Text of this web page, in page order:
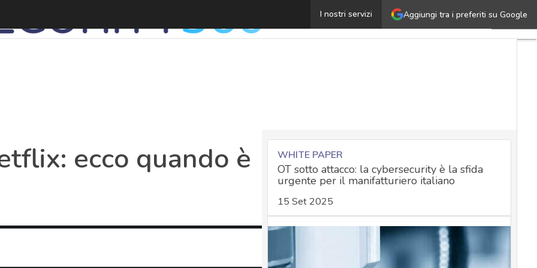
Aggiungi tra i preferiti su Google
I nostri servizi
Migliori VPN per Netflix: ecco quando è legaleUltimi
articoli
Norme e
Cultura
cyber
attualità
ecco quando è WHITE PAPER
OT sotto attacco: la cybersecurity è la sfida
urgente per il manifatturiero italiano
15 Set 2025